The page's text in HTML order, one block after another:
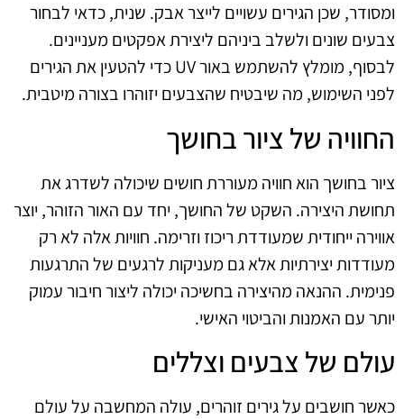
ומסודר, שכן הגירים עשויים לייצר אבק. שנית, כדאי לבחור
צבעים שונים ולשלב ביניהם ליצירת אפקטים מעניינים.
לבסוף, מומלץ להשתמש באור UV כדי להטעין את הגירים
לפני השימוש, מה שיבטיח שהצבעים יזוהרו בצורה מיטבית.
החוויה של ציור בחושך
ציור בחושך הוא חוויה מעוררת חושים שיכולה לשדרג את
תחושת היצירה. השקט של החושך, יחד עם האור הזוהר, יוצר
אווירה ייחודית שמעודדת ריכוז וזרימה. חוויות אלה לא רק
מעודדות יצירתיות אלא גם מעניקות לרגעים של התרגעות
פנימית. ההנאה מהיצירה בחשיכה יכולה ליצור חיבור עמוק
יותר עם האמנות והביטוי האישי.
עולם של צבעים וצללים
כאשר חושבים על גירים זוהרים, עולה המחשבה על עולם